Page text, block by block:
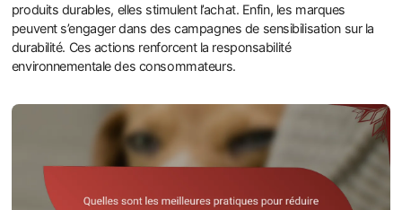
produits durables, elles stimulent l’achat. Enfin, les marques
peuvent s’engager dans des campagnes de sensibilisation sur la
durabilité. Ces actions renforcent la responsabilité
environnementale des consommateurs.